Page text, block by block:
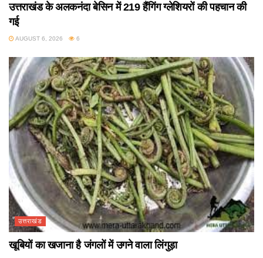
उत्तराखंड के अलकनंदा बेसिन में 219 हैंगिंग ग्लेशियरों की पहचान की
गई
AUGUST 6, 2026 6
उत्तराखंड
खूबियों का खजाना है जंगलों में उगने वाला लिंगुड़ा